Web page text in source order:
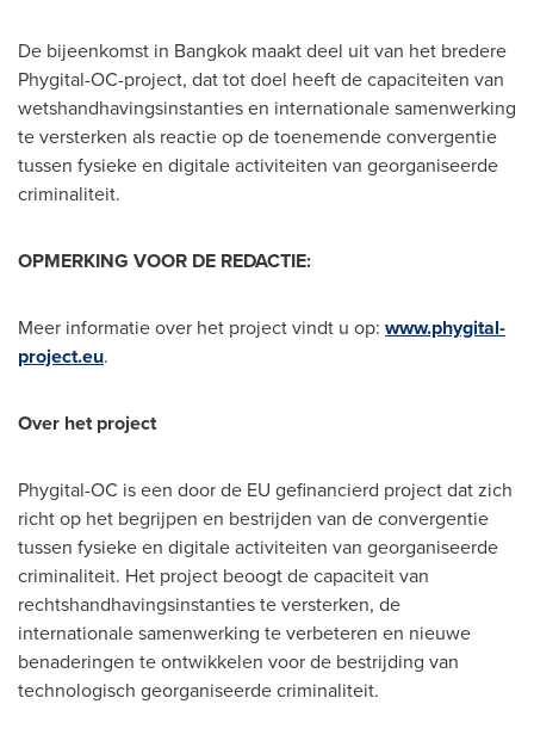
De bijeenkomst in Bangkok maakt deel uit van het bredere
Phygital-OC-project, dat tot doel heeft de capaciteiten van
wetshandhavingsinstanties en internationale samenwerking
te versterken als reactie op de toenemende convergentie
tussen fysieke en digitale activiteiten van georganiseerde
criminaliteit.
OPMERKING VOOR DE REDACTIE:
Meer informatie over het project vindt u op: www.phygital-
project.eu.
Over het project
Phygital-OC is een door de EU gefinancierd project dat zich
richt op het begrijpen en bestrijden van de convergentie
tussen fysieke en digitale activiteiten van georganiseerde
criminaliteit. Het project beoogt de capaciteit van
rechtshandhavingsinstanties te versterken, de
internationale samenwerking te verbeteren en nieuwe
benaderingen te ontwikkelen voor de bestrijding van
technologisch georganiseerde criminaliteit.